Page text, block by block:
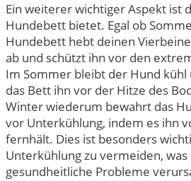
Ein weiterer wichtiger Aspekt ist
Hundebett bietet. Egal ob
Hundebett hebt deinen
ab und schützt ihn vor den
Im Sommer bleibt der Hund
das Bett ihn vor der Hitze des
Winter wiederum bewahrt das
vor Unterkühlung, indem es ihn
fernhält. Dies ist besonders
Unterkühlung zu vermeiden,
gesundheitliche Probleme